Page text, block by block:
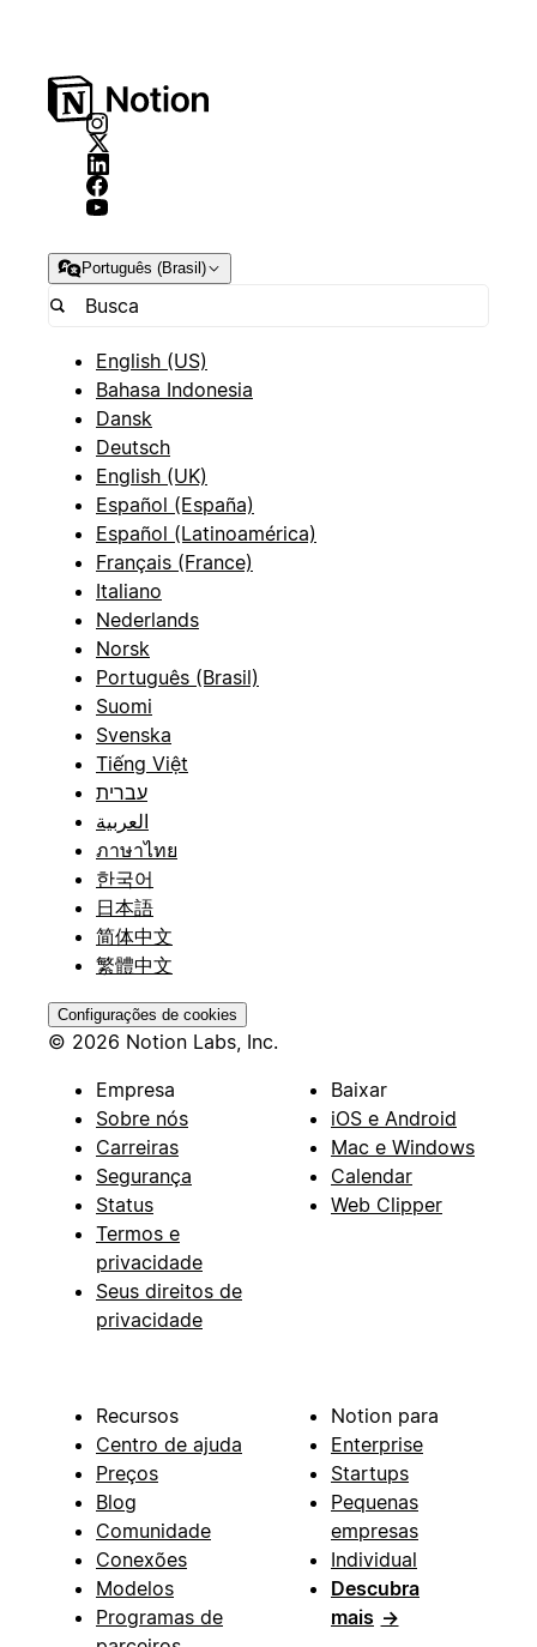
Português (Brasil)
English (US)
Bahasa Indonesia
Dansk
Deutsch
English (UK)
Español (España)
Español (Latinoamérica)
Français (France)
Italiano
Nederlands
Norsk
Português (Brasil)
Suomi
Svenska
Tiếng Việt
עברית
العربية
ภาษาไทย
한국어
日本語
简体中文
繁體中文
Configurações de cookies
© 2026 Notion Labs, Inc.
Empresa
Sobre nós
Carreiras
Segurança
Status
Termos e
privacidade
Seus direitos de
privacidade
Baixar
iOS e Android
Mac e Windows
Calendar
Web Clipper
Recursos
Centro de ajuda
Preços
Blog
Comunidade
Conexões
Modelos
Programas de
Notion para
Enterprise
Startups
Pequenas
empresas
Individual
Descubra
mais →